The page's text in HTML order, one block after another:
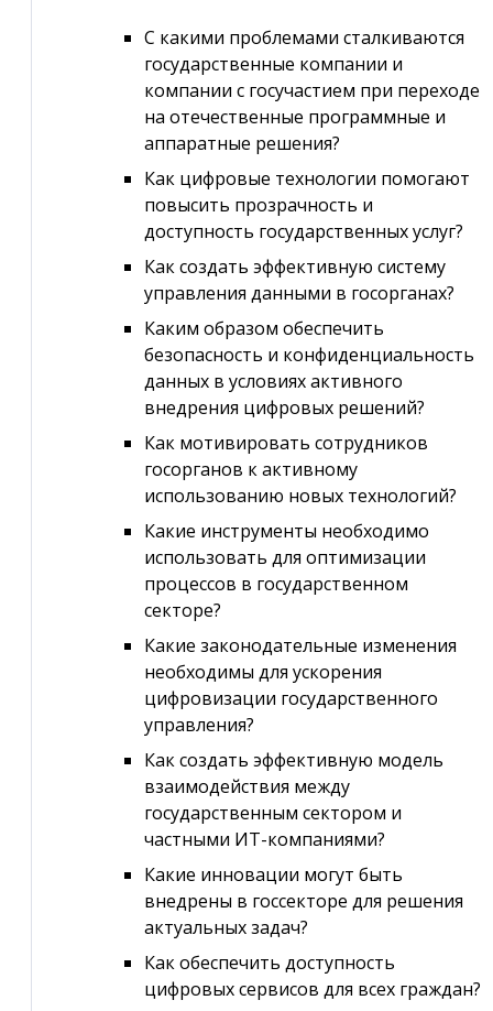
С какими проблемами сталкиваются
государственные компании и
компании с госучастием при переходе
на отечественные программные и
аппаратные решения?
Как цифровые технологии помогают
повысить прозрачность и
доступность государственных услуг?
Как создать эффективную систему
управления данными в госорганах?
Каким образом обеспечить
безопасность и конфиденциальность
данных в условиях активного
внедрения цифровых решений?
Как мотивировать сотрудников
госорганов к активному
использованию новых технологий?
Какие инструменты необходимо
использовать для оптимизации
процессов в государственном
секторе?
Какие законодательные изменения
необходимы для ускорения
цифровизации государственного
управления?
Как создать эффективную модель
взаимодействия между
государственным сектором и
частными ИТ-компаниями?
Какие инновации могут быть
внедрены в госсекторе для решения
актуальных задач?
Как обеспечить доступность
цифровых сервисов для всех граждан?